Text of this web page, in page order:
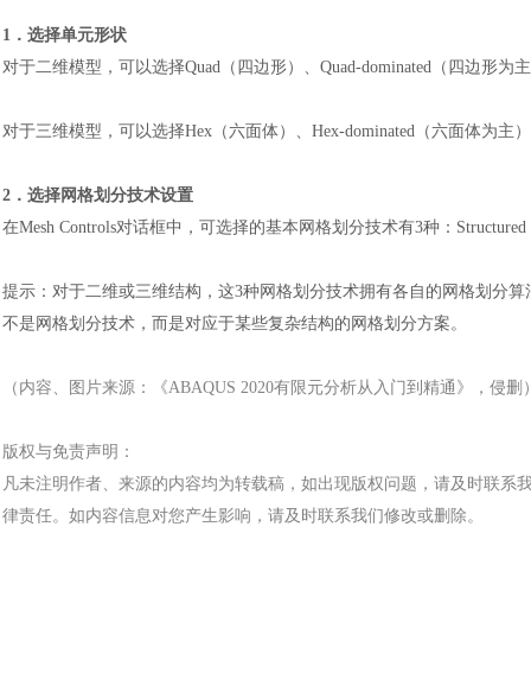
1．选择单元形状
对于二维模型，可以选择Quad（四边形）、Quad-dominated（四边形
对于三维模型，可以选择Hex（六面体）、Hex-dominated（六面体为主
2．选择网格划分技术设置
在Mesh Controls对话框中，可选择的基本网格划分技术有3种：
提示：对于二维或三维结构，这3种网格划分技术拥有各自的网格划分
不是网格划分技术，而是对应于某些复杂结构的网格划分方案。
（内容、图片来源：《ABAQUS 2020有限元分析从入门到精通 》，侵删
版权与免责声明：
凡未注明作者、来源的内容均为转载稿，如出现版权问题，请及时联
律责任。如内容信息对您产生影响，请及时联系我们修改或删除。